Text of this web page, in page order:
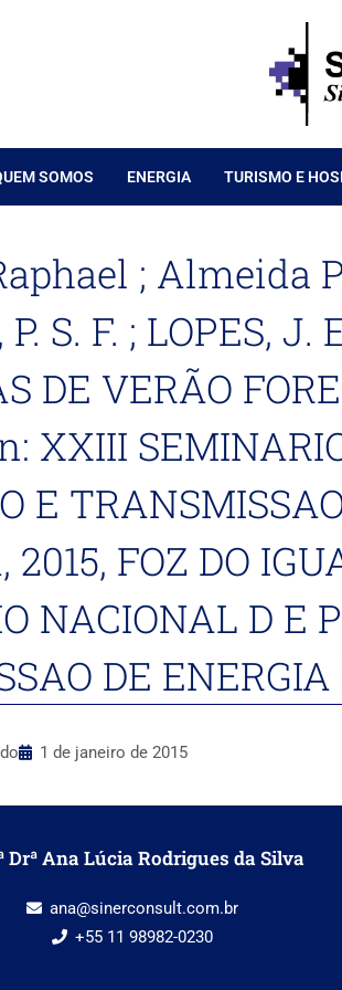
SOMOS ENERGIA TURISMO E
; Almeida
S. F. ; LOPES, J.
DE VERÃO
XXIII
E
2015, FOZ DO
NACIONAL D E
DE ENERGIA
1 de janeiro de 2015
Drª Ana Lúcia Rodrigues da Silva
ana@sinerconsult.com.br
+55 11 98982-0230